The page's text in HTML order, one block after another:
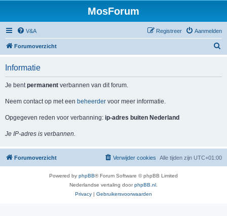
MosForum
V&A Aanmelden
Registreer
Forumoverzicht
Informatie
Je bentpermanent verbannen van dit forum.
Neem contact op met een beheerder voor meer informatie.
Opgegeven reden voor verbanning: ip-adres buiten Nederland
Je IP-adres is verbannen.
Forumoverzicht Alle tijden zijn UTC+01:00
Verwijder cookies
Powered by phpBB® Forum Software © phpBB Limited
Nederlandse vertaling doorphpBB.nl
Privacy | Gebruikersvoorwaarden